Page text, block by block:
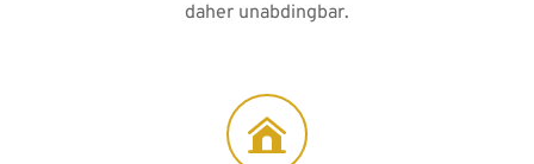
daher unabdingbar.